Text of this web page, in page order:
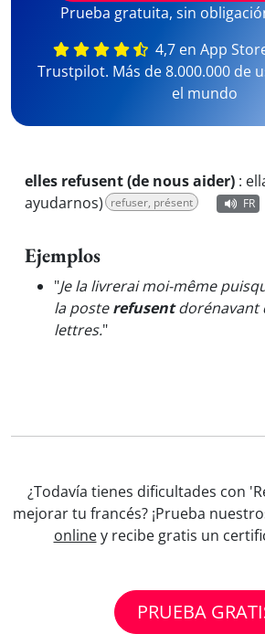
Prueba gratuita, sin
4,7 en App
Trustpilot. Más de 8.000.000 de
el mundo
elles refusent (de nous aider) :
ayudarnos) refuser, présent FR
Ejemplos
"Je la livrerai moi-même
la posterefusentdorénavant
lettres."
¿Todavía tienes dificultades con
mejorar tu francés? ¡Prueba
onliney recibe gratis un
PRUEBA